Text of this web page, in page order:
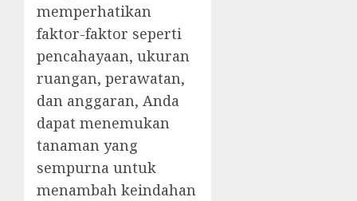
memperhatikan
faktor-faktor seperti
pencahayaan, ukuran
ruangan, perawatan,
dan anggaran, Anda
dapat menemukan
tanaman yang
sempurna untuk
menambah keindahan